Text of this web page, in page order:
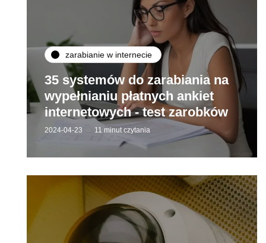
zarabianie w internecie
35 systemów do zarabiania na
wypełnianiu płatnych ankiet
internetowych - test zarobków
2024-04-23 11 minut czytania